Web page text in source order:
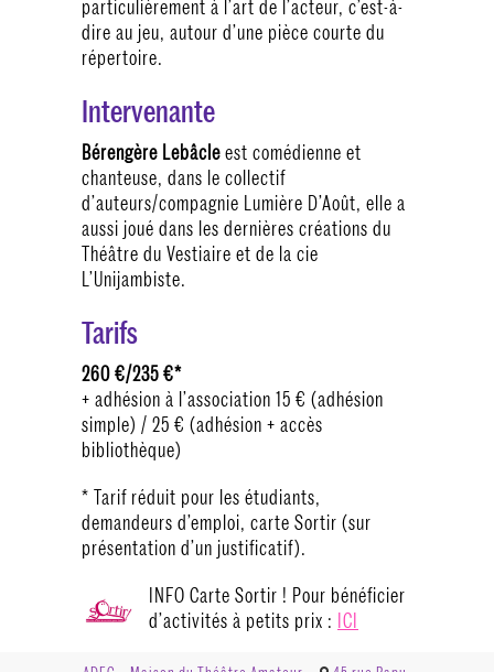
particulièrement à l’art de l’acteur, c’est-à-
dire au jeu, autour d’une pièce courte du
répertoire.
Intervenante
Bérengère Lebâcle est comédienne et
chanteuse, dans le collectif
d’auteurs/compagnie Lumière D’Août, elle a
aussi joué dans les dernières créations du
Théâtre du Vestiaire et de la cie
L’Unijambiste.
Tarifs
260 €/235 €*
+ adhésion à l’association 15 € (adhésion
simple) / 25 € (adhésion + accès
bibliothèque)
* Tarif réduit pour les étudiants,
demandeurs d’emploi, carte Sortir (sur
présentation d’un justificatif).
INFO Carte Sortir ! Pour bénéficier
d’activités à petits prix : ICI